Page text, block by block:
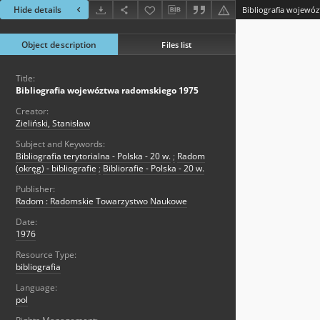
Hide details Bibliografia
Object description Files list
Title:
Bibliografia wojewóztwa radomskiego 1975
Creator:
Zieliński, Stanisław
Subject and Keywords:
Bibliografia terytorialna - Polska - 20 w. ; Radom
(okręg) - bibliografie ; Bibliorafie - Polska - 20 w.
Publisher:
Radom : Radomskie Towarzystwo Naukowe
Date:
1976
Resource Type:
bibliografia
Language:
pol